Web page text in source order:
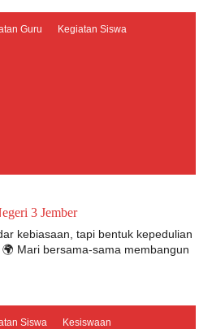
Guru Kegiatan Siswa
3 Jember
kebiasaan, tapi bentuk kepedulian
Mari bersama-sama membangun
Siswa Kesiswaan